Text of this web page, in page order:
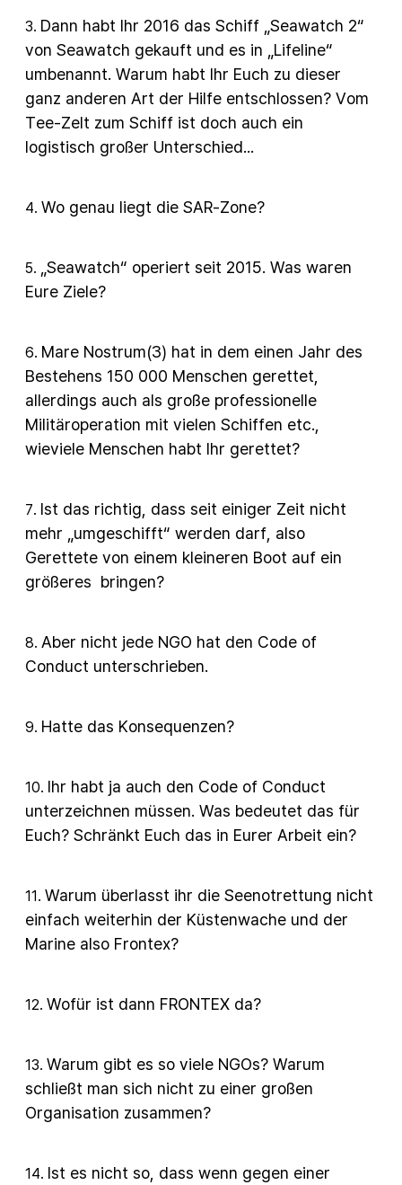
3. Dann habt Ihr 2016 das Schiff „Seawatch 2“
von Seawatch gekauft und es in „Lifeline“
umbenannt. Warum habt Ihr Euch zu dieser
ganz anderen Art der Hilfe entschlossen? Vom
Tee-Zelt zum Schiff ist doch auch ein
logistisch großer Unterschied...
4. Wo genau liegt die SAR-Zone?
5. „Seawatch“ operiert seit 2015. Was waren
Eure Ziele?
6. Mare Nostrum(3) hat in dem einen Jahr des
Bestehens 150 000 Menschen gerettet,
allerdings auch als große professionelle
Militäroperation mit vielen Schiffen etc.,
wieviele Menschen habt Ihr gerettet?
7. Ist das richtig, dass seit einiger Zeit nicht
mehr „umgeschifft“ werden darf, also
Gerettete von einem kleineren Boot auf ein
größeres bringen?
8. Aber nicht jede NGO hat den Code of
Conduct unterschrieben.
9. Hatte das Konsequenzen?
10. Ihr habt ja auch den Code of Conduct
unterzeichnen müssen. Was bedeutet das für
Euch? Schränkt Euch das in Eurer Arbeit ein?
11. Warum überlasst ihr die Seenotrettung nicht
einfach weiterhin der Küstenwache und der
Marine also Frontex?
12. Wofür ist dann FRONTEX da?
13. Warum gibt es so viele NGOs? Warum
schließt man sich nicht zu einer großen
Organisation zusammen?
14. Ist es nicht so, dass wenn gegen einer